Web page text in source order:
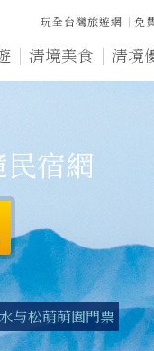
清境美食 清境
玩全台灣旅遊網 免
宿網
与松萌萌園門票